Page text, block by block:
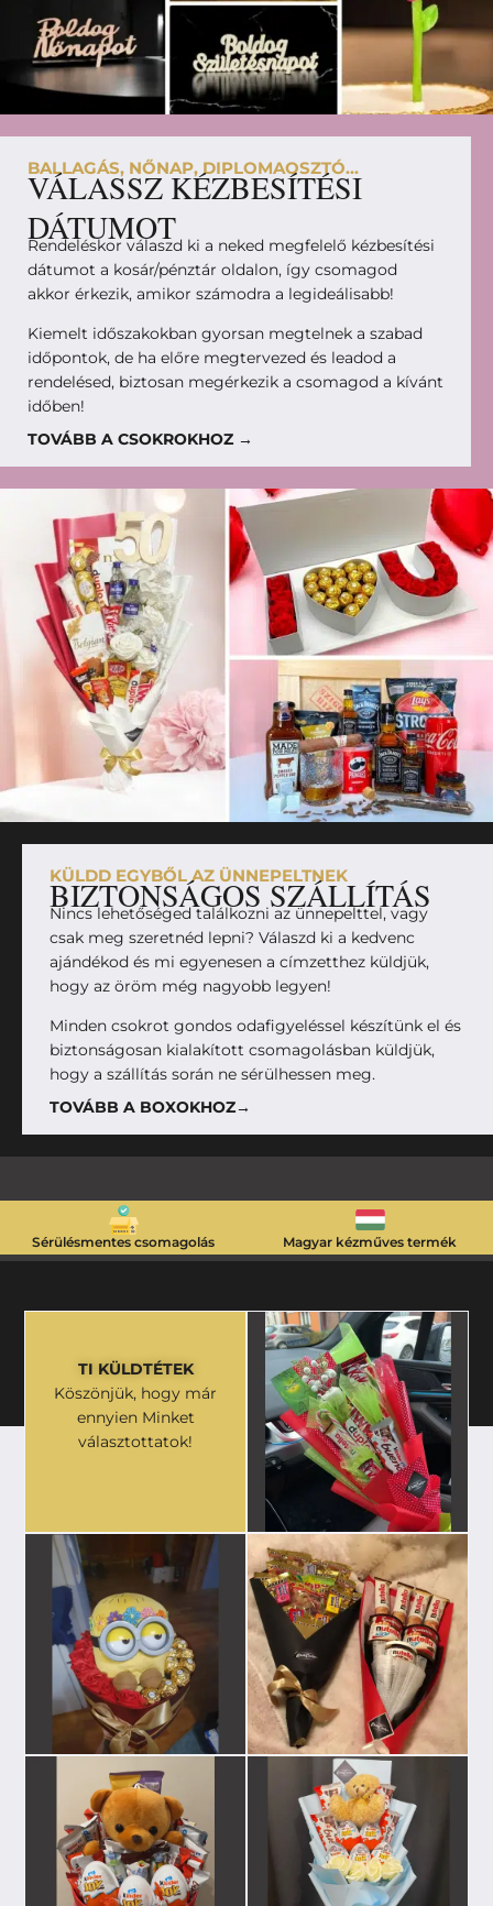
BALLAGÁS, NŐNAP, DIPLOMAOSZTÓ...
VÁLASSZ KÉZBESÍTÉSI
DÁTUMOT
Rendeléskor válaszd ki a neked megfelelő kézbesítési
dátumot a kosár/pénztár oldalon, így csomagod
akkor érkezik, amikor számodra a legideálisabb!
Kiemelt időszakokban gyorsan megtelnek a szabad
időpontok, de ha előre megtervezed és leadod a
rendelésed, biztosan megérkezik a csomagod a kívánt
időben!
TOVÁBB A CSOKROKHOZ →
KÜLDD EGYBŐL AZ ÜNNEPELTNEK
BIZTONSÁGOS SZÁLLÍTÁS
Nincs lehetőséged találkozni az ünnepelttel, vagy
csak meg szeretnéd lepni? Válaszd ki a kedvenc
ajándékod és mi egyenesen a címzetthez küldjük,
hogy az öröm még nagyobb legyen!
Minden csokrot gondos odafigyeléssel készítünk el és
biztonságosan kialakított csomagolásban küldjük,
hogy a szállítás során ne sérülhessen meg.
TOVÁBB A BOXOKHOZ→
Sérülésmentes csomagolás Magyar kézműves termék
TI KÜLDTÉTEK
Köszönjük, hogy már
ennyien Minket
választottatok!